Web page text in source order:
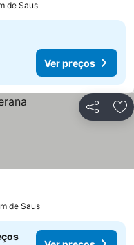
de Saus
Ver preços
Partilhar
de Saus